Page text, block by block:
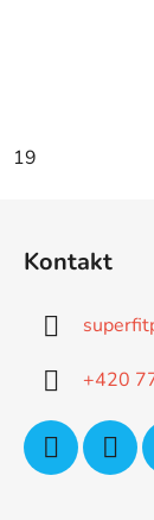
19
Kontakt
+420